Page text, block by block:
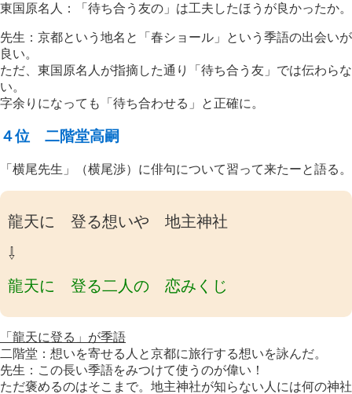
東国原名人：「待ち合う友の」は工夫したほうが良かったか。
先生：京都という地名と「春ショール」という季語の出会いが
良い。
ただ、東国原名人が指摘した通り「待ち合う友」では伝わらな
い。
字余りになっても「待ち合わせる」と正確に。
４位 二階堂高嗣
「横尾先生」（横尾渉）に俳句について習って来たーと語る。
龍天に 登る想いや 地主神社
⇩
龍天に 登る二人の 恋みくじ
「龍天に登る」が季語
二階堂：想いを寄せる人と京都に旅行する想いを詠んだ。
先生：この長い季語をみつけて使うのが偉い！
ただ褒めるのはそこまで。地主神社が知らない人には何の神社